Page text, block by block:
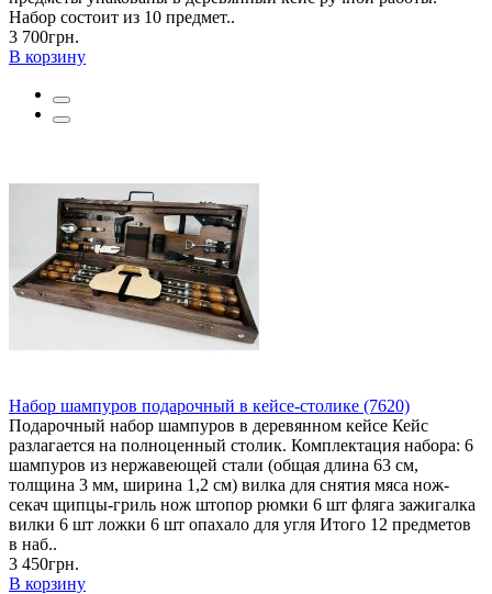
Набор состоит из 10 предмет..
3 700грн.
В корзину
Набор шампуров подарочный в кейсе-столике (7620)
Подарочный набор шампуров в деревянном кейсе Кейс
разлагается на полноценный столик. Комплектация набора: 6
шампуров из нержавеющей стали (общая длина 63 см,
толщина 3 мм, ширина 1,2 см) вилка для снятия мяса нож-
секач щипцы-гриль нож штопор рюмки 6 шт фляга зажигалка
вилки 6 шт ложки 6 шт опахало для угля Итого 12 предметов
в наб..
3 450грн.
В корзину